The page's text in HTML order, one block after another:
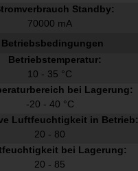
Standby:
70000 mA
Betriebsbedingungen
Betriebstemperatur:
10 - 35 °C
bei Lagerung:
-20 - 40 °C
Luftfeuchtigkeit in Betrieb:
20 - 80
bei Lagerung:
20 - 85